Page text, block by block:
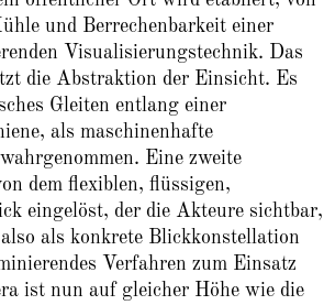
und Berrechenbarkeit einer
Visualisierungstechnik. Das
die Abstraktion der Einsicht. Es
Gleiten entlang einer
als maschinenhafte
Eine zweite
dem flexiblen, flüssigen,
eingelöst, der die Akteure sichtbar,
als konkrete Blickkonstellation
Verfahren zum Einsatz
ist nun auf gleicher Höhe wie die